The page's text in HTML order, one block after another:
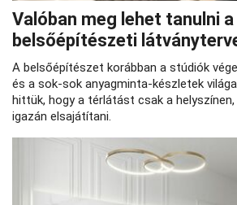
Valóban meg lehet tanulni a
belsőépítészeti
A belsőépítészet korábban a stúdiók
és a sok-sok anyagminta-készletek
hittük, hogy a térlátást csak a
igazán elsajátítani.